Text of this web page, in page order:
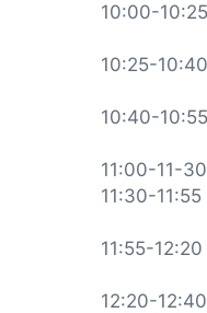
10:00-
10:25-
Szabó
10:40-
Borzai
11:00-11-
11:30-
Bartha
11:55-
12:20-